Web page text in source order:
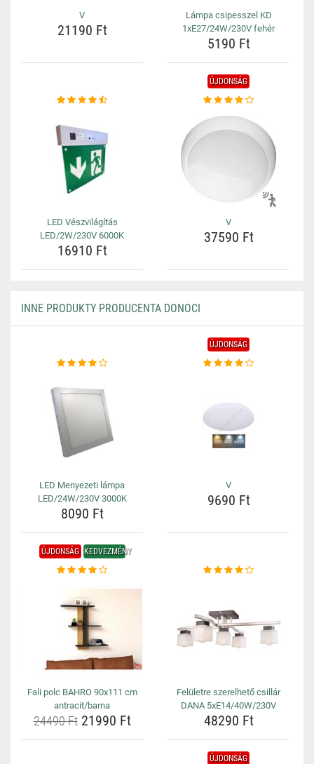
V
21190 Ft
Lámpa csipesszel KD
1xE27/24W/230V fehér
5190 Ft
LED Vészvilágítás
LED/2W/230V 6000K
16910 Ft
ÚJDONSÁG
V
37590 Ft
INNE PRODUKTY PRODUCENTA DONOCI
LED Menyezeti lámpa
LED/24W/230V 3000K
8090 Ft
ÚJDONSÁG
V
9690 Ft
ÚJDONSÁG KEDVEZMÉNY
Fali polc BAHRO 90x111 cm
antracit/barna
24490 Ft21990 Ft
Felületre szerelhető csillár
DANA 5xE14/40W/230V
48290 Ft
ÚJDONSÁG